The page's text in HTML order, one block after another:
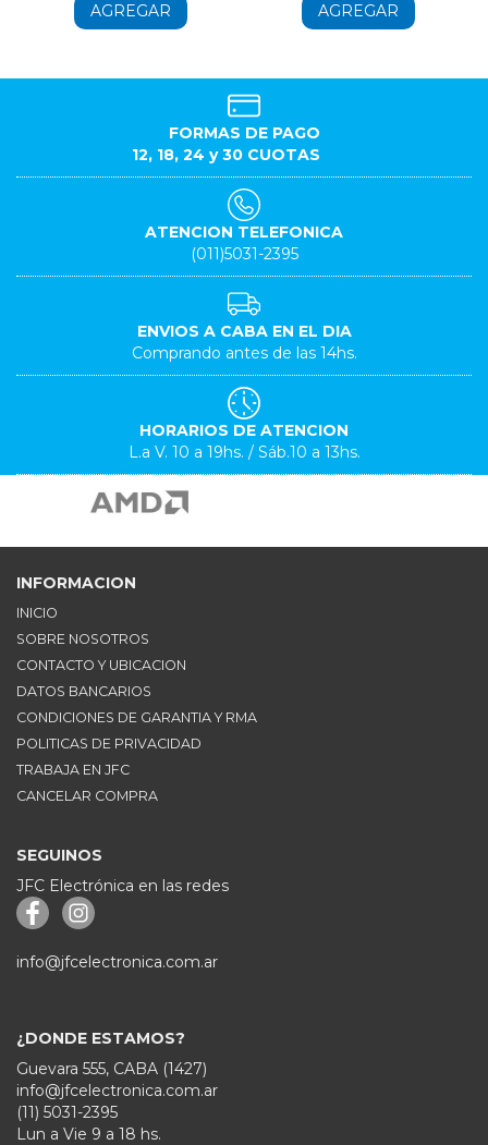
AGREGAR AGREGAR
FORMAS DE PAGO
12, 18, 24 y 30 CUOTAS
ATENCION TELEFONICA
(011)5031-2395
ENVIOS A CABA EN EL DIA
Comprando antes de las 14hs.
HORARIOS DE ATENCION
L.a V. 10 a 19hs. / Sáb.10 a 13hs.
INFORMACION
INICIO
SOBRE NOSOTROS
CONTACTO Y UBICACION
DATOS BANCARIOS
CONDICIONES DE GARANTIA Y RMA
POLITICAS DE PRIVACIDAD
TRABAJA EN JFC
CANCELAR COMPRA
SEGUINOS
JFC Electrónica en las redes
info@jfcelectronica.com.ar
¿DONDE ESTAMOS?
Guevara 555, CABA (1427)
info@jfcelectronica.com.ar
(11) 5031-2395
Lun a Vie 9 a 18 hs.